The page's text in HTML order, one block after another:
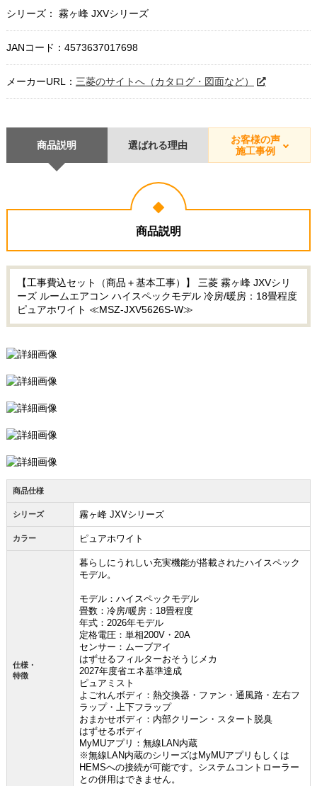
お買い物を続ける
シリーズ： 霧ヶ峰 JXVシリーズ
JANコード：4573637017698
メーカーURL： 三菱のサイトへ（カタログ・図面など）
商品説明 選ばれる理由
お客様の声
施工事例
商品説明
【工事費込セット（商品＋基本工事）】 三菱 霧ヶ峰 JXVシリ
ーズ ルームエアコン ハイスペックモデル 冷房/暖房：18畳程度
ピュアホワイト ≪MSZ-JXV5626S-W≫
商品仕様
シリーズ 霧ヶ峰 JXVシリーズ
カラー ピュアホワイト
仕様・
特徴
暮らしにうれしい充実機能が搭載されたハイスペック
モデル。
モデル：ハイスペックモデル
畳数：冷房/暖房：18畳程度
年式：2026年モデル
定格電圧：単相200V・20A
センサー：ムーブアイ
はずせるフィルターおそうじメカ
2027年度省エネ基準達成
ピュアミスト
よごれんボディ：熱交換器・ファン・通風路・左右フ
ラップ・上下フラップ
おまかせボディ：内部クリーン・スタート脱臭
はずせるボディ
MyMUアプリ：無線LAN内蔵
※無線LAN内蔵のシリーズはMyMUアプリもしくは
HEMSへの接続が可能です。システムコントローラー
との併用はできません。